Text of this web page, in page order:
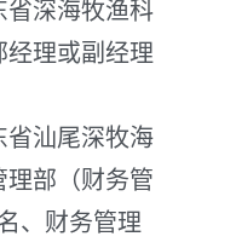
深海牧渔科
经理或副经理
汕尾深牧海
理部（财务管
、财务管理